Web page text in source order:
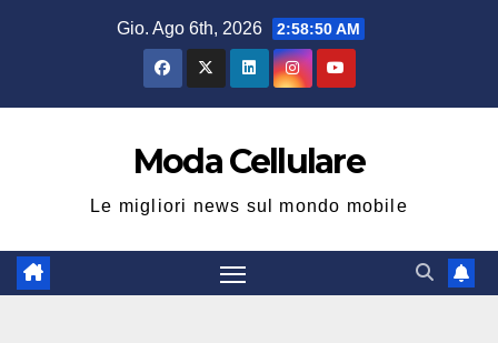
Gio. Ago 6th, 2026 2:58:51 AM
Moda Cellulare
Le migliori news sul mondo mobile